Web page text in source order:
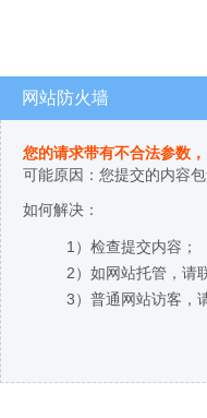
网站防火墙
您的请求带有不合法参数
可能原因：您提交的内容
如何解决：
1）检查提交内容；
2）如网站托管，请
3）普通网站访客，